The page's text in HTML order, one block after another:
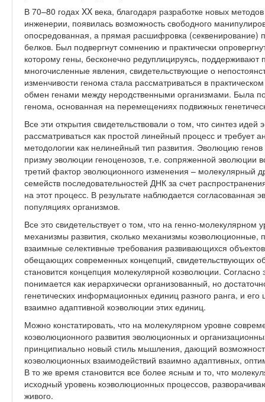
В 70–80 годах XX века, благодаря разработке новых
инженерии, появилась возможность свободного
опосредованная, а прямая расшифровка (секвенирование)
белков. Был подвергнут сомнению и практически
которому гены, бесконечно редуплицируясь, поддерживают
многочисленные явления, свидетельствующие о
изменчивости генома стала рассматриваться в
обмен генами между неродственными организмами. Была
генома, основанная на перемещениях подвижных
Все эти открытия свидетельствовали о том, что синтез
рассматриваться как простой линейный процесс и требует
методологии как нелинейный тип развития. Эволюцию
призму эволюции геноценозов, т.е. сопряженной эволюции
третий фактор эволюционного изменения – молекулярный
семейств последовательностей ДНК за счет
на этот процесс. В результате наблюдается согласованная
популяциях организмов.
Все это свидетельствует о том, что на генно-
механизмы развития, сколько механизмы
взаимные селективные требования развивающихся
обещающих современных концепций, свидетельствующих
становится концепция молекулярной коэволюции.
понимается как иерархически организованный, но
генетических информационных единиц разного ранга, и
взаимно адаптивной коэволюции этих единиц.
Можно констатировать, что на молекулярном уровне
коэволюционного развития эволюционных и
принципиально новый стиль мышления, дающий
коэволюционных взаимодействий взаимно адаптивных,
В то же время становится все более ясным и то, что
исходный уровень коэволюционных процессов,
живого.